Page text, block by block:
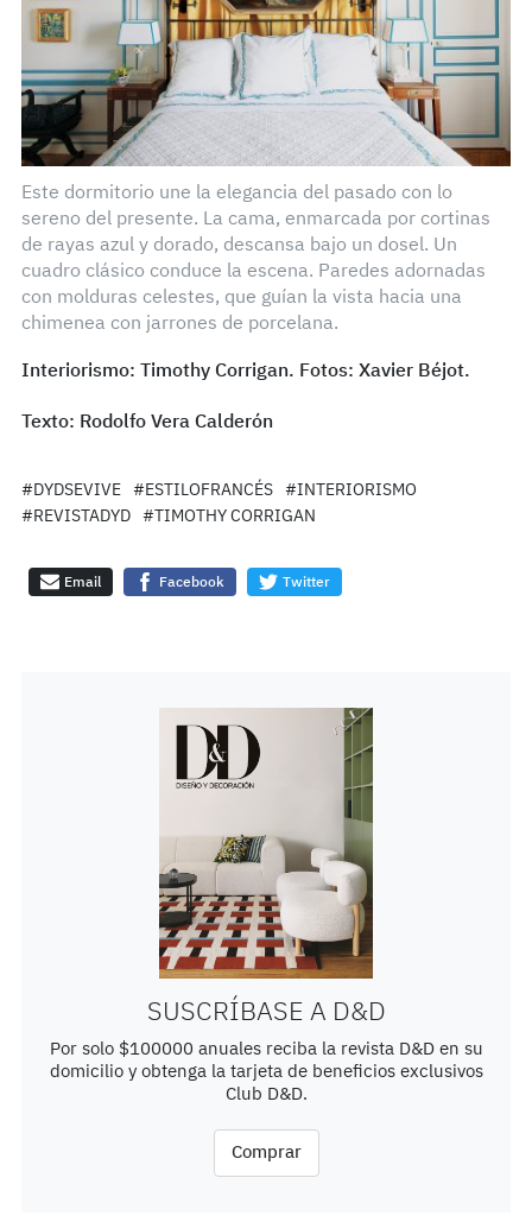
Este dormitorio une la elegancia del pasado con lo
sereno del presente. La cama, enmarcada por cortinas
de rayas azul y dorado, descansa bajo un dosel. Un
cuadro clásico conduce la escena. Paredes adornadas
con molduras celestes, que guían la vista hacia una
chimenea con jarrones de porcelana.
Interiorismo: Timothy Corrigan. Fotos: Xavier Béjot.
Texto: Rodolfo Vera Calderón
#DYDSEVIVE #ESTILOFRANCÉS
#INTERIORISMO
#REVISTADYD
#TIMOTHY CORRIGAN
Email Facebook Twitter
SUSCRÍBASE A D&D
Por solo $100000 anuales reciba la revista D&D en su
domicilio y obtenga la tarjeta de beneficios exclusivos
Club D&D.
Comprar